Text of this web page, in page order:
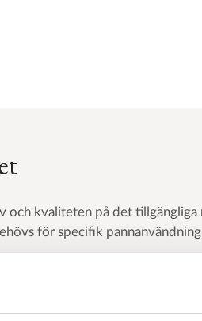
och kvaliteten på det tillgängliga
för specifik